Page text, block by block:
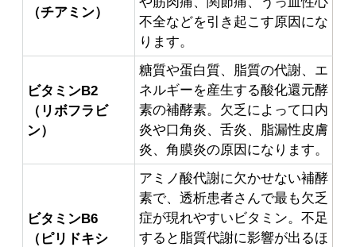
（チアミン）
不全などを引き起こす原因にな
ります。
ビタミンB2
（リボフラビ
ン）
糖質や蛋白質、脂質の代謝、エ
ネルギーを産生する酸化還元酵
素の補酵素。欠乏によって口内
炎や口角炎、舌炎、脂漏性皮膚
炎、角膜炎の原因になります。
ビタミンB6
（ピリドキシ
アミノ酸代謝に欠かせない補酵
素で、透析患者さんで最も欠乏
症が現れやすいビタミン。不足
すると脂質代謝に影響が出るほ